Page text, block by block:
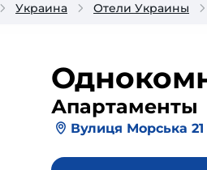
Украина Отели Украины
Апартаменты
Вулиця Морська